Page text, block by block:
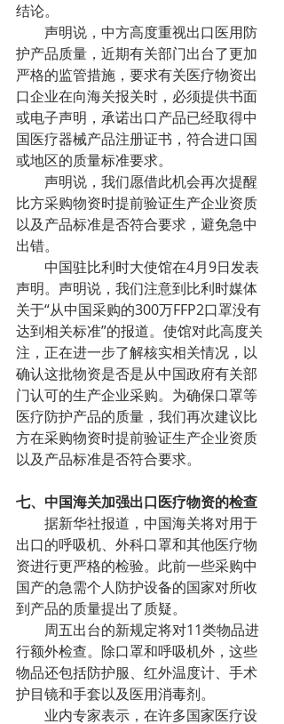
结论。
声明说，中方高度重视出口医用防
护产品质量，近期有关部门出台了更加
严格的监管措施，要求有关医疗物资出
口企业在向海关报关时，必须提供书面
或电子声明，承诺出口产品已经取得中
国医疗器械产品注册证书，符合进口国
或地区的质量标准要求。
声明说，我们愿借此机会再次提醒
比方采购物资时提前验证生产企业资质
以及产品标准是否符合要求，避免急中
出错。
中国驻比利时大使馆在4月9日发表
声明。声明说，我们注意到比利时媒体
关于“从中国采购的300万FFP2口罩没有
达到相关标准”的报道。使馆对此高度关
注，正在进一步了解核实相关情况，以
确认这批物资是否是从中国政府有关部
门认可的生产企业采购。为确保口罩等
医疗防护产品的质量，我们再次建议比
方在采购物资时提前验证生产企业资质
以及产品标准是否符合要求。
七、中国海关加强出口医疗物资的检查
据新华社报道，中国海关将对用于
出口的呼吸机、外科口罩和其他医疗物
资进行更严格的检验。此前一些采购中
国产的急需个人防护设备的国家对所收
到产品的质量提出了质疑。
周五出台的新规定将对11类物品进
行额外检查。除口罩和呼吸机外，这些
物品还包括防护服、红外温度计、手术
护目镜和手套以及医用消毒剂。
业内专家表示，在许多国家医疗设